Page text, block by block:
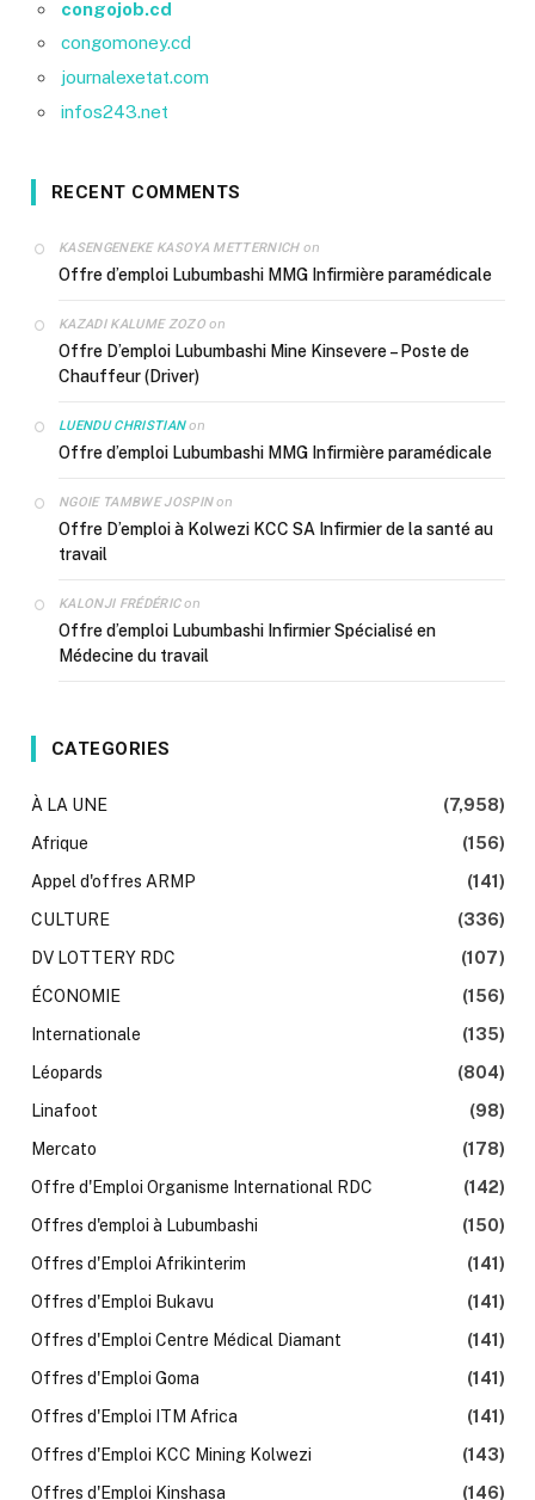
congojob.cd
congomoney.cd
journalexetat.com
infos243.net
RECENT COMMENTS
KASENGENEKE KASOYA METTERNICHon
Offre d’emploi Lubumbashi MMG Infirmière paramédicale
KAZADI KALUME ZOZOon
Offre D’emploi Lubumbashi Mine Kinsevere – Poste de
Chauffeur (Driver)
LUENDU CHRISTIANon
Offre d’emploi Lubumbashi MMG Infirmière paramédicale
NGOIE TAMBWE JOSPINon
Offre D’emploi à Kolwezi KCC SA Infirmier de la santé au
travail
KALONJI FRÉDÉRICon
Offre d’emploi Lubumbashi Infirmier Spécialisé en
Médecine du travail
CATEGORIES
À LA UNE
(7,958)
Afrique
(156)
Appel d'offres ARMP
(141)
CULTURE
(336)
DV LOTTERY RDC
(107)
ÉCONOMIE
(156)
Internationale
(135)
Léopards
(804)
Linafoot
(98)
Mercato
(178)
Offre d'Emploi Organisme International RDC
(142)
Offres d'emploi à Lubumbashi
(150)
Offres d'Emploi Afrikinterim
(141)
Offres d'Emploi Bukavu
(141)
Offres d'Emploi Centre Médical Diamant
(141)
Offres d'Emploi Goma
(141)
Offres d'Emploi ITM Africa
(141)
Offres d'Emploi KCC Mining Kolwezi
(143)
Offres d'Emploi Kinshasa
(146)